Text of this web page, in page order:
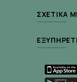
Συμβάλλει
βιταμίνες
Είναι ιδανικό
χοληστερίνης,
ΣΧΕΤΙΚΆ